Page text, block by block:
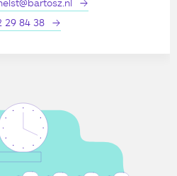
29 84 38